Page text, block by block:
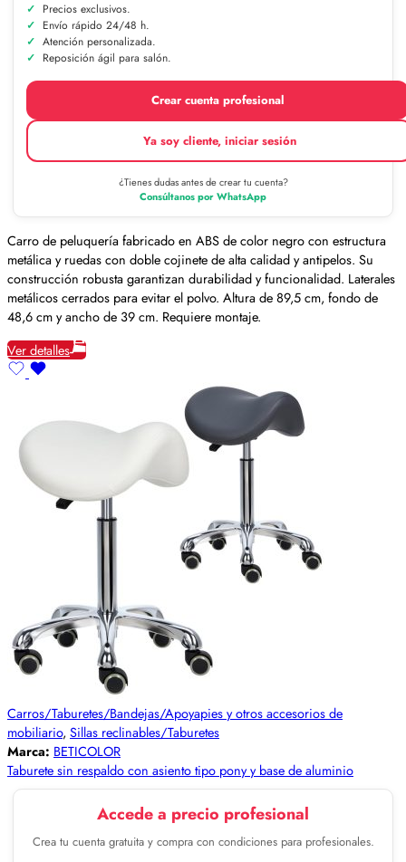
Precios exclusivos.
Envío rápido 24/48 h.
Atención personalizada.
Reposición ágil para salón.
Crear cuenta profesional
Ya soy cliente, iniciar sesión
¿Tienes dudas antes de crear tu cuenta?
Consúltanos por WhatsApp
Carro de peluquería fabricado en ABS de color negro con estructura
metálica y ruedas con doble cojinete de alta calidad y antipelos. Su
construcción robusta garantizan durabilidad y funcionalidad. Laterales
metálicos cerrados para evitar el polvo. Altura de 89,5 cm, fondo de
48,6 cm y ancho de 39 cm. Requiere montaje.
Ver detalles
Carros/Taburetes/Bandejas/Apoyapies y otros accesorios de
mobiliario, Sillas reclinables/Taburetes
Marca: BETICOLOR
Taburete sin respaldo con asiento tipo pony y base de aluminio
Accede a precio profesional
Crea tu cuenta gratuita y compra con condiciones para profesionales.